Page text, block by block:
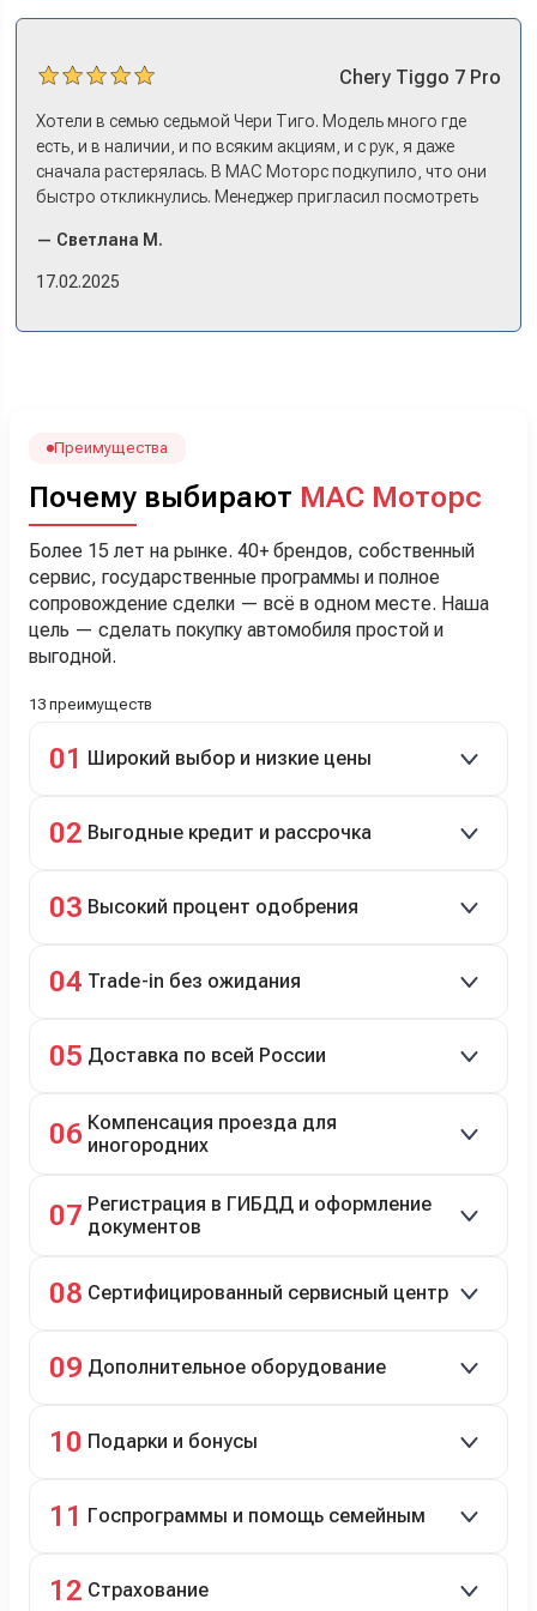
Chery Tiggo 7 Pro
Хотели в семью седьмой Чери Тиго. Модель много где
есть, и в наличии, и по всяким акциям, и с рук, я даже
сначала растерялась. В МАС Моторс подкупило, что они
быстро откликнулись. Менеджер пригласил посмотреть
примериться. Нам тут недалеко, пришли в салон - и в тот
же день купили машину! Неожиданно, но довольны! Все
менеджеру Сергею, профессионал своего дела!
— Светлана М.
17.02.2025
Преимущества
Почему выбирают МАС Моторс
Более 15 лет на рынке. 40+ брендов, собственный
сервис, государственные программы и полное
сопровождение сделки — всё в одном месте. Наша
цель — сделать покупку автомобиля простой и
выгодной.
13 преимуществ
01 Широкий выбор и низкие цены
подержанные авто.
02 Выгодные кредит и рассрочка
рассрочка 0% на 2 года при первом взносе 35–50%.
03 Высокий процент одобрения
04 Trade-in без ожидания
05 Доставка по всей России
06 Компенсация проезда для
иногородних
07 Регистрация в ГИБДД и оформление
документов
08 Сертифицированный сервисный центр
технический ремонт.
09 Дополнительное оборудование
10 Подарки и бонусы
программе лояльности.
11 Госпрограммы и помощь семейным
12 Страхование